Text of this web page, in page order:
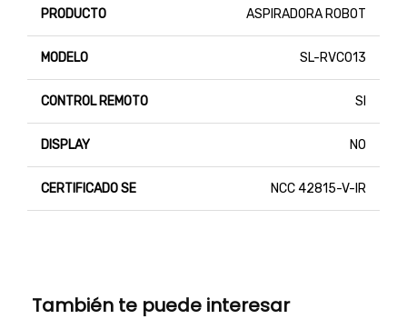
PRODUCTO ASPIRADORA ROBOT
MODELO SL-RVC013
CONTROL REMOTO SI
DISPLAY NO
CERTIFICADO SE NCC 42815-V-IR
También te puede interesar